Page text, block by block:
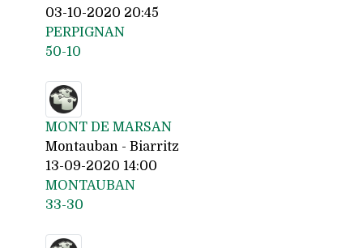
03-10-2020 20:45
PERPIGNAN
50-10
MONT DE MARSAN
Montauban - Biarritz
13-09-2020 14:00
MONTAUBAN
33-30